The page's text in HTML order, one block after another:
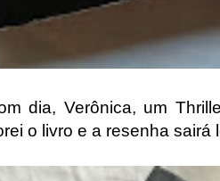
dia, Verônica, um
o livro e a resenha